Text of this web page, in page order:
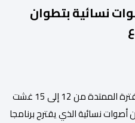
أصوات نسائية بتطوان
تنظم جمعية أصوات نسائية، خلال الفترة الممتدة من 12 إلى 15 غشت
أصوات نسائية الذي يقترح برنامجا